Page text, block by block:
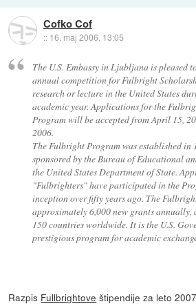
Cofko Cof
:: 16. maj 2006, 13:05
The U.S. Embassy in Ljubljana is pleased
annual competition for Fulbright
research or lecture in the United States
academic year. Applications for the
Program will be accepted from April 15,
2006.
The Fulbright Program was established in
sponsored by the Bureau of Educational
the United States Department of State.
"Fulbrighters" have participated in the
inception over fifty years ago. The
approximately 6,000 new grants annually,
150 countries worldwide. It is the U.S.
prestigious program for academic
Razpis Fullbrightove štipendije za leto